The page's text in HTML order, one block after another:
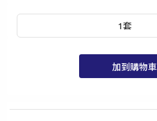
手提電話登入
1套
加到購物車